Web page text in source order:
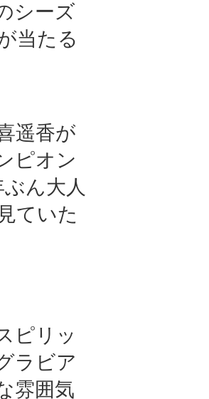
シーズ
当たる
遥香が
ピオン
ん大人
ていた
ピリッ
ラビア
雰囲気